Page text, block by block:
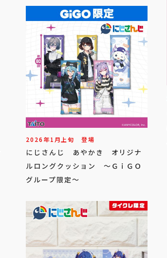
2026年1月上旬 登場
にじさんじ あやかき オリジナ
ルロングクッション ～ＧｉＧＯ
グループ限定～